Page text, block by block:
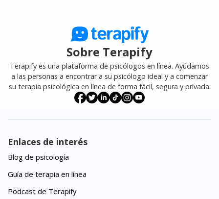
Sobre Terapify
Terapify es una plataforma de psicólogos en línea. Ayúdamos
a las personas a encontrar a su psicólogo ideal y a comenzar
su terapia psicológica en línea de forma fácil, segura y privada.
Enlaces de interés
Blog de psicología
Guía de terapia en línea
Podcast de Terapify